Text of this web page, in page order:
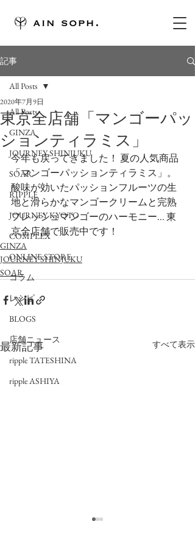
記事
All Posts
GINZA
JOURNEY SHINJUKU
SOAR
RIPPLE
JOURNEY KYOTO
COMPLEX
ONLINE STORE
コラム
レシピ
BLOGS
店舗ニュース
ripple TATESHINA
ripple ASHIYA
All Posts
東京全店舗「マンゴーパッ
ションティラミス」
2020年7月9日
今年も戻ってきました！ 夏の人気商品
「マンゴーパッションティラミス」。
酸味が効いたパッションフルーツの生
地と滑らかなマンゴークリームと完熟
フレッシュマンゴーのハーモニー... 東
京全店舗で販売中です！
GINZA
JOURNEY SHINJUKU
SOAR
最新記事 すべて表示